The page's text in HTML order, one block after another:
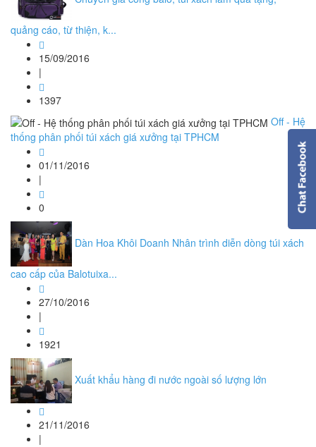
quảng cáo, từ thiện, k...
15/09/2016
|
1397
Off - Hệ
thống phân phối túi xách giá xưởng tại TPHCM
01/11/2016
|
0
Dàn Hoa Khôi Doanh Nhân trình diễn dòng túi xách
cao cấp của Balotuixa...
27/10/2016
|
1921
Xuất khẩu hàng đi nước ngoài số lượng lớn
21/11/2016
|